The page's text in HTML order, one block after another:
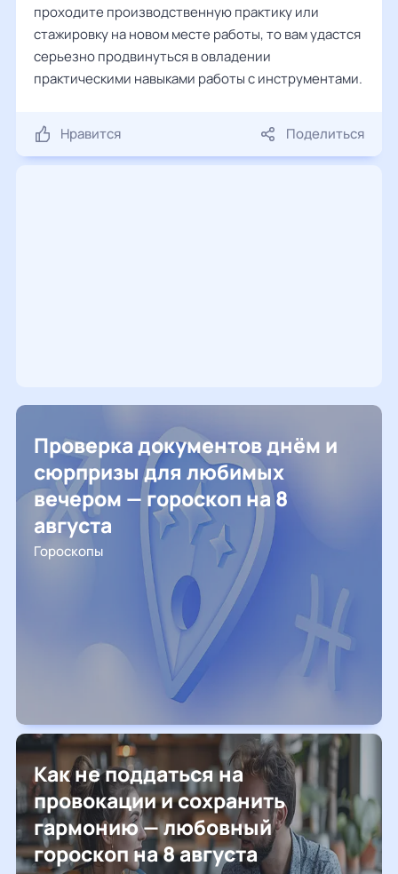
проходите производственную практику или
стажировку на новом месте работы, то вам удастся
серьезно продвинуться в овладении
практическими навыками работы с инструментами.
Нравится Поделиться
Проверка документов днём и
сюрпризы для любимых
вечером — гороскоп на 8
августа
Гороскопы
Как не поддаться на
провокации и сохранить
гармонию — любовный
гороскоп на 8 августа